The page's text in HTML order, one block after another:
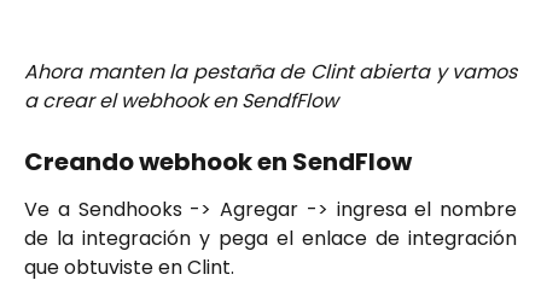
Ahora manten la pestaña de Clint abierta y vamos
a crear el webhook en SendfFlow
Creando webhook en SendFlow
Ve a Sendhooks -> Agregar -> ingresa el nombre
de la integración y pega el enlace de integración
que obtuviste en Clint.